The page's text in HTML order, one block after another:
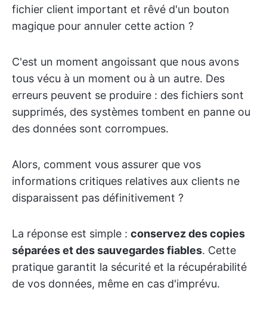
fichier client important et rêvé d'un bouton
magique pour annuler cette action ?
C'est un moment angoissant que nous avons
tous vécu à un moment ou à un autre. Des
erreurs peuvent se produire : des fichiers sont
supprimés, des systèmes tombent en panne ou
des données sont corrompues.
Alors, comment vous assurer que vos
informations critiques relatives aux clients ne
disparaissent pas définitivement ?
La réponse est simple : conservez des copies
séparées et des sauvegardes fiables. Cette
pratique garantit la sécurité et la récupérabilité
de vos données, même en cas d'imprévu.